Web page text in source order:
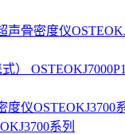
） OSTEOKJ7000P1
系列